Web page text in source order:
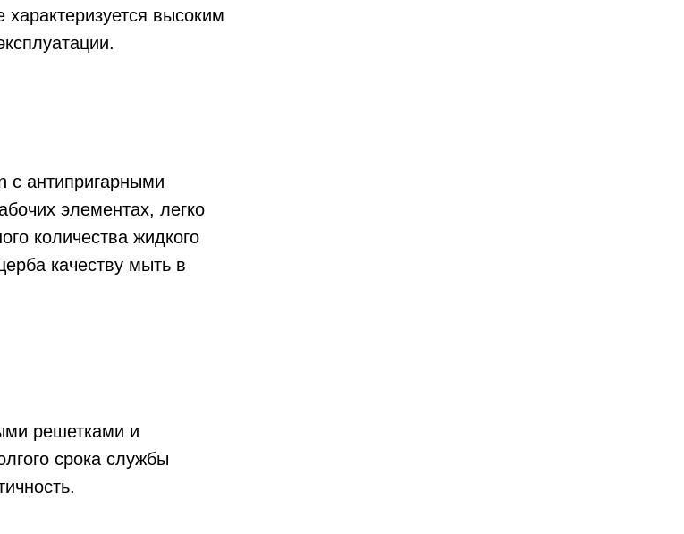
высоким
с антипригарными
элементах, легко
количества жидкого
качеству мыть в
решетками и
срока службы
адресу:
Магазин работает ежедневно с 09:00 до 20:00